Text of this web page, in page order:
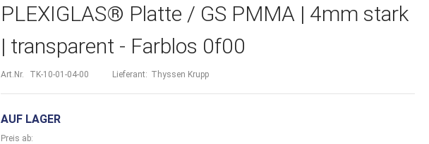
PLEXIGLAS® Platte / GS PMMA | 4mm stark
| transparent - Farblos 0f00
Art.Nr. TK-10-01-04-00 Lieferant: Thyssen Krupp
AUF LAGER
Preis ab